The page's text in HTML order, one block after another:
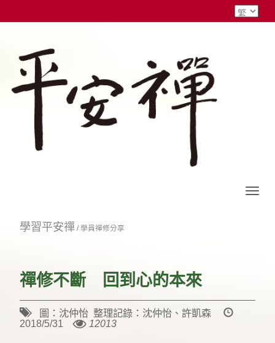
學習平安禪/學員禪修分享
禪修不斷 回到心的本來
圖：沈仲怡 整理記錄：沈仲怡、許凱森
2018/5/31
12013